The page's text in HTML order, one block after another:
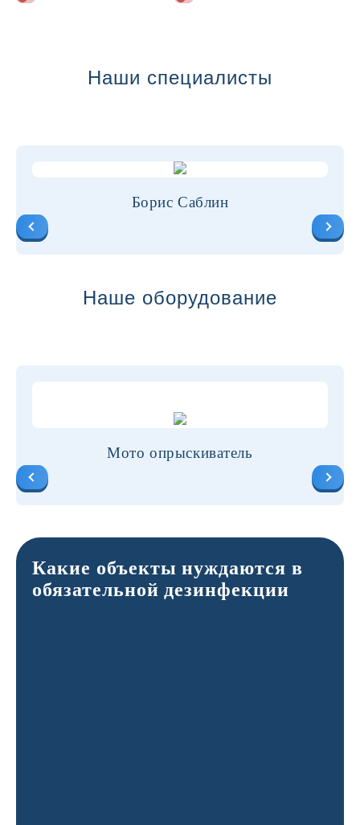
Наши специалисты
Борис Саблин
Наше оборудование
Мото опрыскиватель
Какие объекты нуждаются в
обязательной дезинфекции